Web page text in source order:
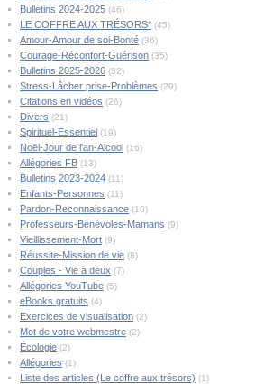
Bulletins 2024-2025 (46)
LE COFFRE AUX TRÉSORS* (45)
Amour-Amour de soi-Bonté (36)
Courage-Réconfort-Guérison (35)
Bulletins 2025-2026 (32)
Stress-Lâcher prise-Problèmes (29)
Citations en vidéos (26)
Divers (21)
Spirituel-Essentiel (19)
Noël-Jour de l'an-Alcool (16)
Allégories FB (13)
Bulletins 2023-2024 (11)
Enfants-Personnes (11)
Pardon-Reconnaissance (10)
Professeurs-Bénévoles-Mamans (9)
Vieillissement-Mort (9)
Réussite-Mission de vie (8)
Couples - Vie à deux (7)
Allégories YouTube (5)
eBooks gratuits (4)
Exercices de visualisation (2)
Mot de votre webmestre (2)
Écologie (2)
Allégories (1)
Liste des articles (Le coffre aux trésors) (1)